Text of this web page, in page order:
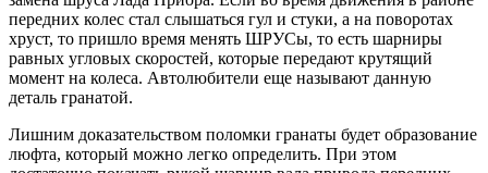
передних колес стал слышаться гул и стуки, а на поворотах
хруст, то пришло время менять ШРУСы, то есть шарниры
равных угловых скоростей, которые передают крутящий
момент на колеса. Автолюбители еще называют данную
деталь гранатой.
Лишним доказательством поломки гранаты будет образование
люфта, который можно легко определить. При этом